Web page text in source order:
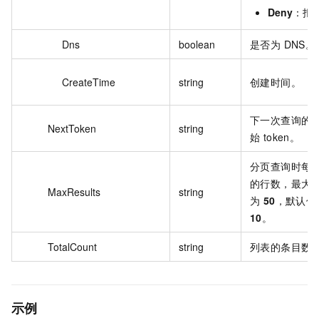
Deny ：拒
Dns boolean 是否为 DNS。
CreateTime string 创建时间。
NextToken string
下一次查询的
始 token。
MaxResults string
分页查询时每
的行数，最大
为 50 ，默认
10。
TotalCount string 列表的条目数
示例